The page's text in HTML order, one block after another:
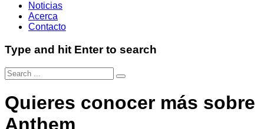
Noticias
Acerca
Contacto
Type and hit Enter to search
Quieres conocer más sobre
Anthem